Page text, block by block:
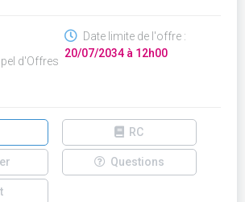
d'Offres
Date limite de l'offre :
20/07/2034 à 12h00
RC
Questions